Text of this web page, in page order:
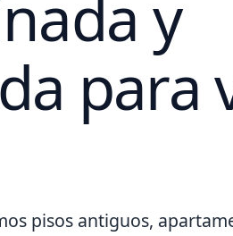
y
para
pisos antiguos,